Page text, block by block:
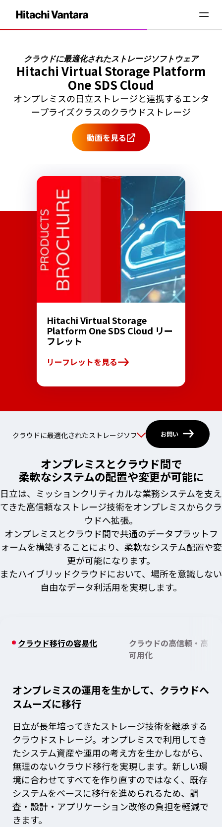
Hitachi Virtual Storage
Platform One SDS Cloud リー
フレット
リーフレットを見る
クラウドに最適化されたストレージソフトウェア
Hitachi Virtual Storage Platform
One SDS Cloud
オンプレミスの日立ストレージと連携するエンタ
ープライズクラスのクラウドストレージ
動画を見る
お問い
合わせ
オンプレミスとクラウド間で
柔軟なシステムの配置や変更が可能に
日立は、ミッションクリティカルな業務システムを支え
てきた高信頼なストレージ技術をオンプレミスからクラ
ウドへ拡張。
オンプレミスとクラウド間で共通のデータプラットフ
ォームを構築することにより、柔軟なシステム配置や変
更が可能になります。
またハイブリッドクラウドにおいて、場所を意識しない
自由なデータ利活用を実現します。
クラウド移行の容易化
クラウドの高信頼・高
可用化
オンプレミスの運用を生かして、クラウドへ
スムーズに移行
日立が長年培ってきたストレージ技術を継承する
クラウドストレージ。オンプレミスで利用してき
たシステム資産や運用の考え方を生かしながら、
無理のないクラウド移行を実現します。新しい環
境に合わせてすべてを作り直すのではなく、既存
システムをベースに移行を進められるため、調
査・設計・アプリケーション改修の負担を軽減で
きます。